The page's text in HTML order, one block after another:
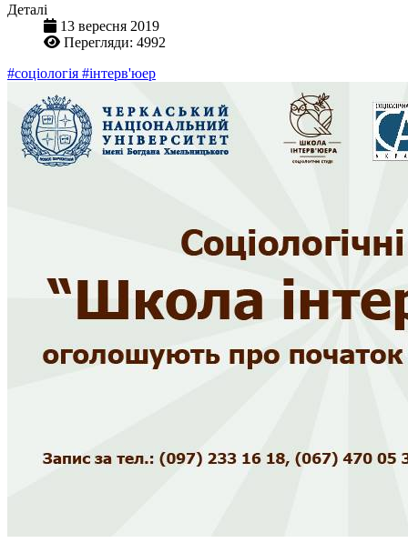
Деталі
13 вересня 2019
Перегляди: 4992
#соціологія #інтерв'юер